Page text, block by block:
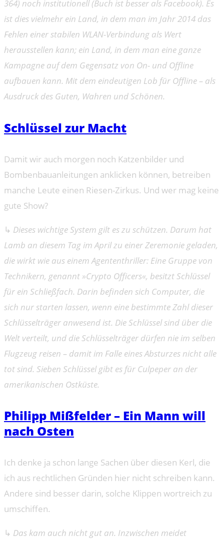
364) noch institutionell (Buch ist besser als Facebook). Es
ist dies vielmehr ein Land, in dem man im Jahr 2014 das
Fehlen einer stabilen WLAN-Verbindung als Wert
herausstellen kann; ein Land, in dem man eine ganze
Kampagne auf dem Gegensatz von On- und Offline
aufbauen kann. Mit dem eindeutigen Lob für Offline – als
Ausdruck des Guten, Wahren und Schönen.
Schlüssel zur Macht
Damit wir auch morgen noch Katzenbilder und
Bombenbauanleitungen anklicken können, betreiben
manche Leute einen Riesen-Zirkus. Und wer mag keine
gute Show?
↳ Dieses wichtige System gilt es zu schützen. Darum hat
Lamb an diesem Tag im April zu einer Zeremonie geladen,
die wirkt wie aus einem Agententhriller: Eine Gruppe von
Technikern, genannt »Crypto Officers«, besitzt Schlüssel
für ein Schließfach. Darin befinden sich Computer, die
sich nur starten lassen, wenn eine bestimmte Zahl dieser
Schlüsselträger anwesend ist. Die Schlüssel sind über die
Welt verteilt, und die Schlüsselträger dürfen nie im selben
Flugzeug reisen – damit im Falle eines Absturzes nicht alle
tot sind. Sieben Schlüssel gibt es für Culpeper an der
amerikanischen Ostküste.
Philipp Mißfelder – Ein Mann will
nach Osten
Ich denke ja schon lange Sachen über diesen Kerl, die
ich aus rechtlichen Gründen hier nicht schreiben kann.
Andere sind besser darin, solche Klippen wortreich zu
umschiffen.
↳ Das kam auch nicht gut an. Inzwischen meidet